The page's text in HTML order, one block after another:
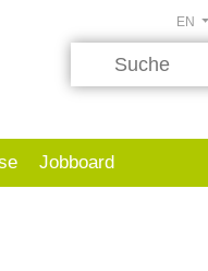
EN
Jobboard